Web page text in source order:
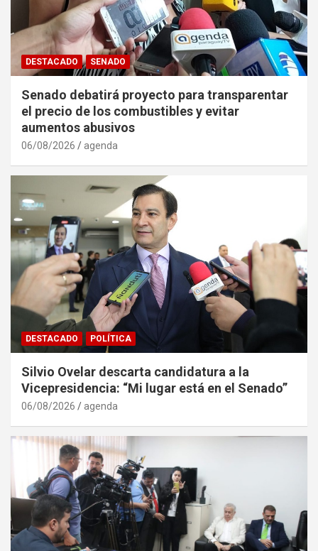
DESTACADO SENADO
Senado debatirá proyecto para transparentar
el precio de los combustibles y evitar
aumentos abusivos
06/08/2026 agenda
DESTACADO POLÍTICA
Silvio Ovelar descarta candidatura a la
Vicepresidencia: “Mi lugar está en el Senado”
06/08/2026 agenda